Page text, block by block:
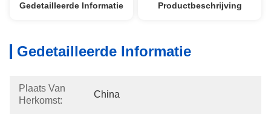
Gedetailleerde Informatie Productbeschrijving
Gedetailleerde Informatie
Plaats Van
Herkomst:
China